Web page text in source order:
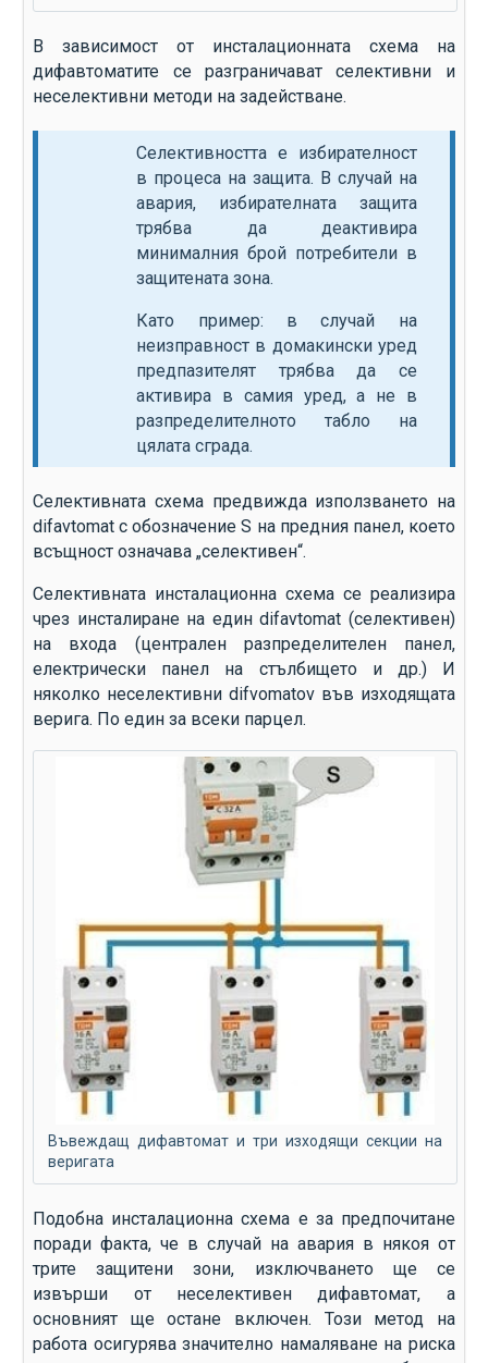
В зависимост от инсталационната схема на
дифавтоматите се разграничават селективни и
неселективни методи на задействане.
Селективността е избирателност
в процеса на защита. В случай на
авария, избирателната защита
трябва да деактивира
минималния брой потребители в
защитената зона.
Като пример: в случай на
неизправност в домакински уред
предпазителят трябва да се
активира в самия уред, а не в
разпределителното табло на
цялата сграда.
Селективната схема предвижда използването на
difavtomat с обозначение S на предния панел, което
всъщност означава „селективен“.
Селективната инсталационна схема се реализира
чрез инсталиране на един difavtomat (селективен)
на входа (централен разпределителен панел,
електрически панел на стълбището и др.) И
няколко неселективни difvomatov във изходящата
верига. По един за всеки парцел.
Въвеждащ дифавтомат и три изходящи секции на
веригата
Подобна инсталационна схема е за предпочитане
поради факта, че в случай на авария в някоя от
трите защитени зони, изключването ще се
извърши от неселективен дифавтомат, а
основният ще остане включен. Този метод на
работа осигурява значително намаляване на риска